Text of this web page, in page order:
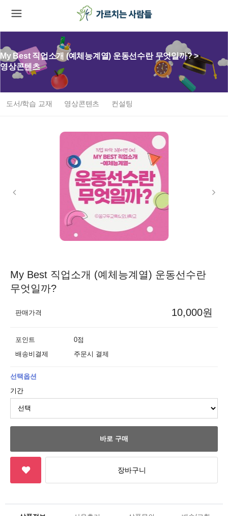
My Best 직업소개 (예체능계열) 운동선수란 무엇일까? >
영상콘텐츠
도서/학습 교재 영상콘텐츠 컨설팅
My Best 직업소개 (예체능계열) 운동선수란
무엇일까?
판매가격 10,000원
포인트
0점
배송비결제
주문시 결제
선택옵션
기간